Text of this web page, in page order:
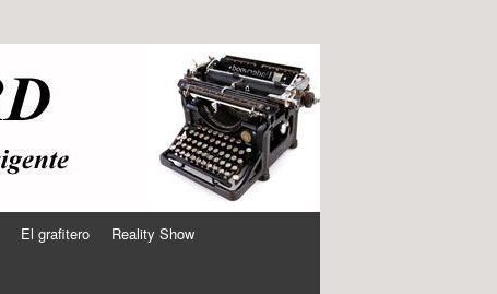
El grafitero Reality Show